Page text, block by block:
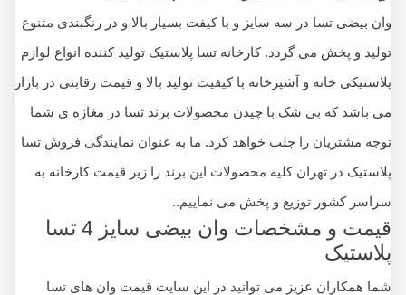
وان بیضی تسا در سه سایز و با کیفت بسیار بالا و در رنگبندی متنوع
تولید و پخش می گردد. کارخانه تسا پلاستیک تولید کننده انواع لوازم
پلاستیکی خانه و آشپزخانه با کیفیت تولید بالا و قیمت رقابتی در بازار
می باشد که بی شک با چیدن محصولات برند تسا در مغازه ی شما
توجه مشتریان را جلب خواهد کرد. ما به عنوان نمایندگی فروش تسا
پلاستیک در تهران کلیه محصولات این برند را زیر قیمت کارخانه به
سراسر کشور توزیع و پخش می نماییم..
قیمت و مشخصات وان بیضی سایز 4 تسا
پلاستیک
شما همکاران عزیز می توانید در این سایت قیمت وان های تسا